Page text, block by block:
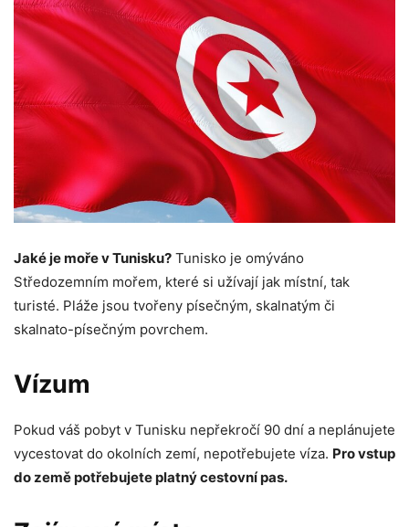
Jaké je moře v Tunisku? Tunisko je omýváno
Středozemním mořem, které si užívají jak místní, tak
turisté. Pláže jsou tvořeny písečným, skalnatým či
skalnato-písečným povrchem.
Vízum
Pokud váš pobyt v Tunisku nepřekročí 90 dní a neplánujete
vycestovat do okolních zemí, nepotřebujete víza. Pro vstup
do země potřebujete platný cestovní pas.